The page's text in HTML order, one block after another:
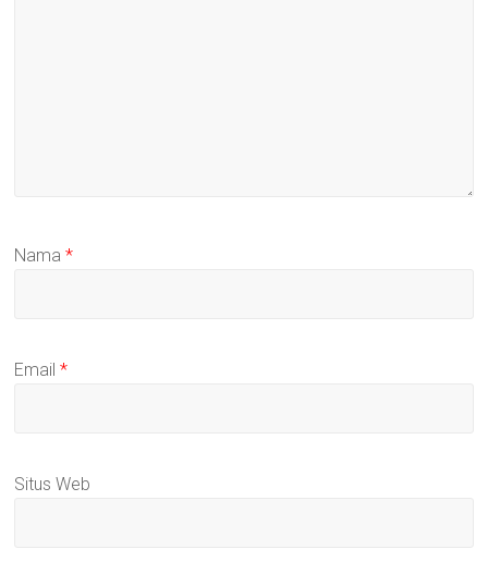
Nama*
Email*
Situs Web